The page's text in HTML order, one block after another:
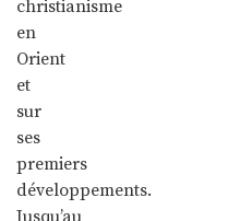
christianisme
en
Orient
et
sur
ses
premiers
développements.
Jusqu’au